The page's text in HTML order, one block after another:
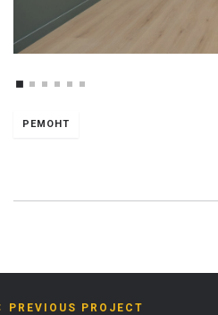
РЕМОНТ
PREVIOUS PROJECT